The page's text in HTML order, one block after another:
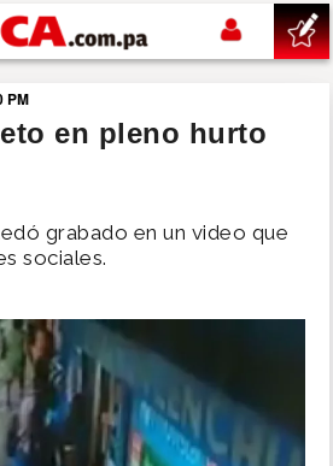
PM
en pleno hurto
grabado en un video que
sociales.